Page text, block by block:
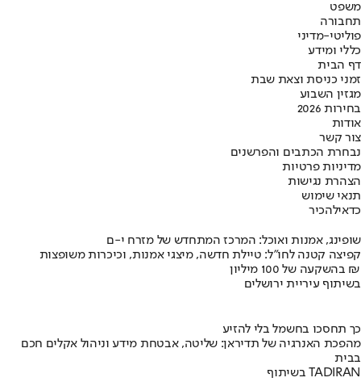
משפט
תחבורה
פוליטי-מדיני
כללי ומידע
דף הבית
זמני כניסת וצאת שבת
מגזין השבוע
בחירות 2026
אודות
צור קשר
נבחרת הכתבים והפרשנים
מדיניות פרטיות
הצהרת נגישות
תנאי שימוש
כדאילהכיר
שופינג, אמנות ואוכל: המרכז המתחדש של מזרח י-ם
קפיצה קטנה לחו"ל: טיילת חדשה, מיצגי אמנות, וכיכרות משופצות
בהשקעה של 100 מיליון ₪
בשיתוף עיריית ירושלים
כך תחסכו בחשמל בלי להזיע
מהפכת האנרגיה של תדיראן: שליטה, אבטחת מידע וניהול אקלים חכם
בבית
בשיתוף TADIRAN